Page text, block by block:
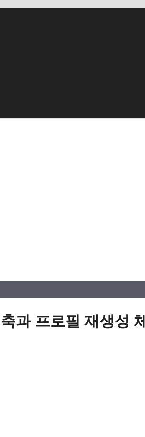
과 프로필 재생성 체